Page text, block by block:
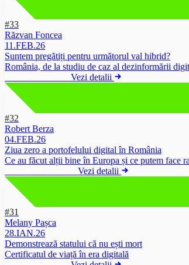
#33
Răzvan Foncea
11.FEB.26
Suntem pregătiți pentru următorul val hibrid?
România, de la studiu de caz al dezinformării
Vezi detalii
#32
Robert Berza
04.FEB.26
Ziua zero a portofelului digital în România
Ce au făcut alții bine în Europa și ce putem face
Vezi detalii
#31
Melany Pașca
28.IAN.26
Demonstrează statului că nu ești mort
Certificatul de viață în era digitală